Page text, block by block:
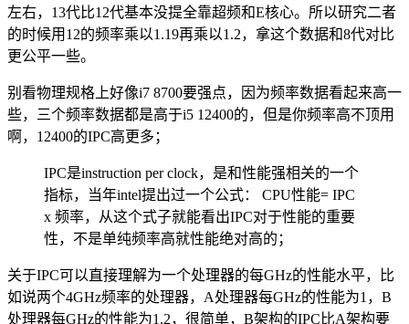
左右，13代比12代基本没提全靠超频和E核心。所以研究二者
的时候用12的频率乘以1.19再乘以1.2，拿这个数据和8代对比
更公平一些。
别看物理规格上好像i7 8700要强点，因为频率数据看起来高一
些，三个频率数据都是高于i5 12400的，但是你频率高不顶用
啊，12400的IPC高更多；
IPC是instruction per clock，是和性能强相关的一个
指标，当年intel提出过一个公式： CPU性能= IPC
x 频率，从这个式子就能看出IPC对于性能的重要
性，不是单纯频率高就性能绝对高的；
关于IPC可以直接理解为一个处理器的每GHz的性能水平，比
如说两个4GHz频率的处理器，A处理器每GHz的性能为1，B
处理器每GHz的性能为1.2，很简单，B架构的IPC比A架构要